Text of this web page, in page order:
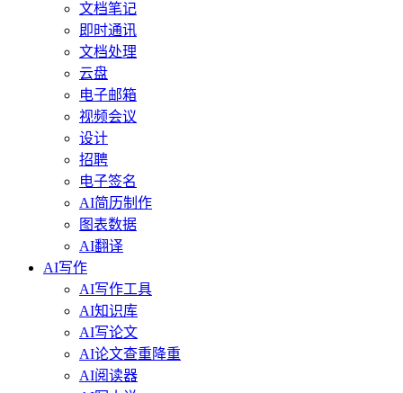
文档笔记
即时通讯
文档处理
云盘
电子邮箱
视频会议
设计
招聘
电子签名
AI简历制作
图表数据
AI翻译
AI写作
AI写作工具
AI知识库
AI写论文
AI论文查重降重
AI阅读器